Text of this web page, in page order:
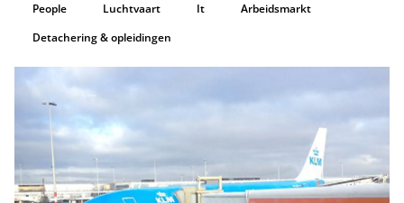
People Luchtvaart It
Arbeidsmarkt
Detachering & opleidingen